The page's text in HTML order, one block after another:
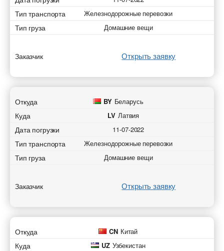
Отправить
Отправить
Тип транспорта Железнодорожные перевозки
Тип груза Домашние вещи
Заказчик Открыть заявку
Откуда BY Беларусь
Куда LV Латвия
Дата погрузки 11-07-2022
Тип транспорта Железнодорожные перевозки
Тип груза Домашние вещи
Заказчик Открыть заявку
Откуда CN Китай
Куда UZ Узбекистан
Отправить
Отправить